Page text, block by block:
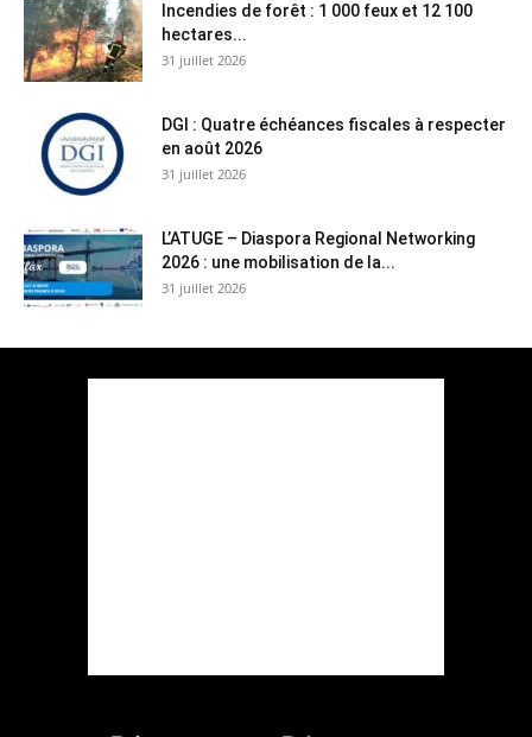
Incendies de forêt : 1 000 feux et 12 100
hectares...
31 juillet 2026
DGI : Quatre échéances fiscales à respecter
en août 2026
31 juillet 2026
L’ATUGE – Diaspora Regional Networking
2026 : une mobilisation de la...
31 juillet 2026